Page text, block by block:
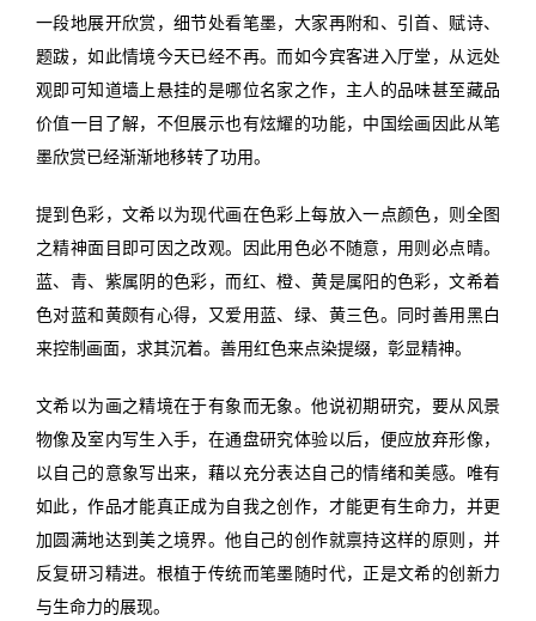
一段地展开欣赏，细节处看笔墨，大家再附和、引首、赋诗、
题跋，如此情境今天已经不再。而如今宾客进入厅堂，从远处
观即可知道墙上悬挂的是哪位名家之作，主人的品味甚至藏品
价值一目了解，不但展示也有炫耀的功能，中国绘画因此从笔
墨欣赏已经渐渐地移转了功用。
提到色彩，文希以为现代画在色彩上每放入一点颜色，则全图
之精神面目即可因之改观。因此用色必不随意，用则必点晴。
蓝、青、紫属阴的色彩，而红、橙、黄是属阳的色彩，文希着
色对蓝和黄颇有心得，又爱用蓝、绿、黄三色。同时善用黑白
来控制画面，求其沉着。善用红色来点染提缀，彰显精神。
文希以为画之精境在于有象而无象。他说初期研究，要从风景
物像及室内写生入手，在通盘研究体验以后，便应放弃形像，
以自己的意象写出来，藉以充分表达自己的情绪和美感。唯有
如此，作品才能真正成为自我之创作，才能更有生命力，并更
加圆满地达到美之境界。他自己的创作就禀持这样的原则，并
反复研习精进。根植于传统而笔墨随时代，正是文希的创新力
与生命力的展现。